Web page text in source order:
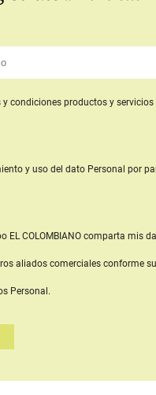
y condiciones productos y servicios
y uso del dato Personal por
EL COLOMBIANOcomparta mis
aliados comerciales conforme
Personal.